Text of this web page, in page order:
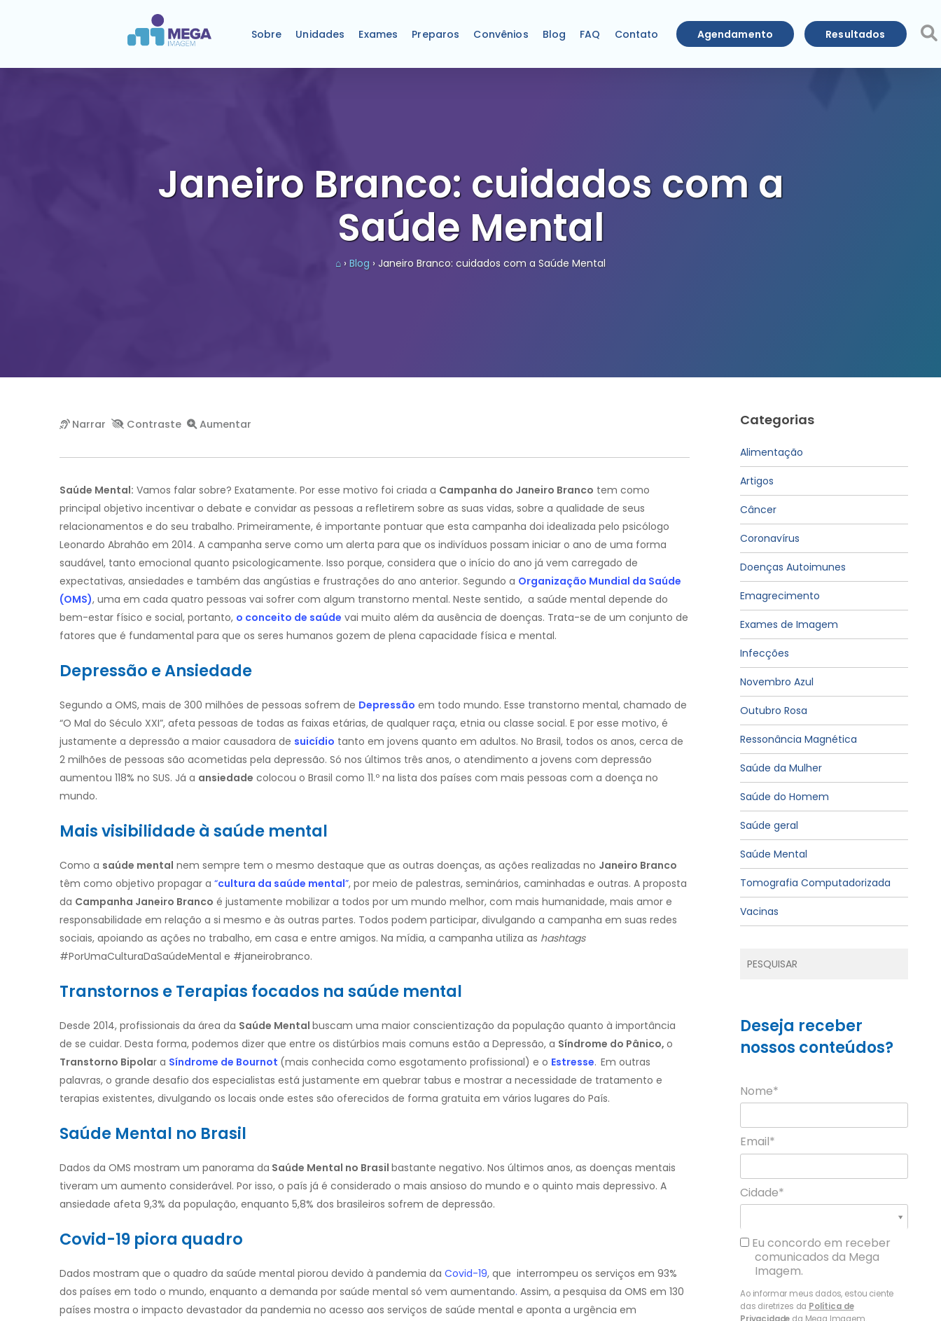
Sobre Unidades Exames Preparos Convênios Blog FAQ Contato Agendamento Resultados
Janeiro Branco: cuidados com a
Saúde Mental
⌂ › Blog › Janeiro Branco: cuidados com a Saúde Mental
Saúde Mental: Vamos falar sobre? Exatamente. Por esse motivo foi criada a Campanha do Janeiro Branco tem como
principal objetivo incentivar o debate e convidar as pessoas a refletirem sobre as suas vidas, sobre a qualidade de seus
relacionamentos e do seu trabalho. Primeiramente, é importante pontuar que esta campanha doi idealizada pelo psicólogo
Leonardo Abrahão em 2014. A campanha serve como um alerta para que os indivíduos possam iniciar o ano de uma forma
saudável, tanto emocional quanto psicologicamente. Isso porque, considera que o início do ano já vem carregado de
expectativas, ansiedades e também das angústias e frustrações do ano anterior. Segundo a Organização Mundial da Saúde
(OMS), uma em cada quatro pessoas vai sofrer com algum transtorno mental. Neste sentido, a saúde mental depende do
bem-estar físico e social, portanto, o conceito de saúde vai muito além da ausência de doenças. Trata-se de um conjunto de
fatores que é fundamental para que os seres humanos gozem de plena capacidade física e mental.
Depressão e Ansiedade
Segundo a OMS, mais de 300 milhões de pessoas sofrem de Depressão em todo mundo. Esse transtorno mental, chamado de
“O Mal do Século XXI”, afeta pessoas de todas as faixas etárias, de qualquer raça, etnia ou classe social. E por esse motivo, é
justamente a depressão a maior causadora de suicídio tanto em jovens quanto em adultos. No Brasil, todos os anos, cerca de
2 milhões de pessoas são acometidas pela depressão. Só nos últimos três anos, o atendimento a jovens com depressão
aumentou 118% no SUS. Já a ansiedade colocou o Brasil como 11.º na lista dos países com mais pessoas com a doença no
mundo.
Mais visibilidade à saúde mental
Como a saúde mental nem sempre tem o mesmo destaque que as outras doenças, as ações realizadas no Janeiro Branco
têm como objetivo propagar a “cultura da saúde mental”, por meio de palestras, seminários, caminhadas e outras. A proposta
da Campanha Janeiro Branco é justamente mobilizar a todos por um mundo melhor, com mais humanidade, mais amor e
responsabilidade em relação a si mesmo e às outras partes. Todos podem participar, divulgando a campanha em suas redes
sociais, apoiando as ações no trabalho, em casa e entre amigos. Na mídia, a campanha utiliza as hashtags
#PorUmaCulturaDaSaúdeMental e #janeirobranco.
Transtornos e Terapias focados na saúde mental
Desde 2014, profissionais da área da Saúde Mental buscam uma maior conscientização da população quanto à importância
de se cuidar. Desta forma, podemos dizer que entre os distúrbios mais comuns estão a Depressão, a Síndrome do Pânico, o
Transtorno Bipolar a Síndrome de Bournot (mais conhecida como esgotamento profissional) e o Estresse. Em outras
palavras, o grande desafio dos especialistas está justamente em quebrar tabus e mostrar a necessidade de tratamento e
terapias existentes, divulgando os locais onde estes são oferecidos de forma gratuita em vários lugares do País.
Saúde Mental no Brasil
Dados da OMS mostram um panorama da Saúde Mental no Brasil bastante negativo. Nos últimos anos, as doenças mentais
tiveram um aumento considerável. Por isso, o país já é considerado o mais ansioso do mundo e o quinto mais depressivo. A
ansiedade afeta 9,3% da população, enquanto 5,8% dos brasileiros sofrem de depressão.
Covid-19 piora quadro
Dados mostram que o quadro da saúde mental piorou devido à pandemia da Covid-19, que interrompeu os serviços em 93%
dos países em todo o mundo, enquanto a demanda por saúde mental só vem aumentando. Assim, a pesquisa da OMS em 130
países mostra o impacto devastador da pandemia no acesso aos serviços de saúde mental e aponta a urgência em
Categorias
Alimentação
Artigos
Câncer
Coronavírus
Doenças Autoimunes
Emagrecimento
Exames de Imagem
Infecções
Novembro Azul
Outubro Rosa
Ressonância Magnética
Saúde da Mulher
Saúde do Homem
Saúde geral
Saúde Mental
Tomografia Computadorizada
Vacinas
Deseja receber
nossos conteúdos?
Nome*
Email*
Cidade*
Eu concordo em receber
comunicados da Mega
Imagem.
Ao informar meus dados, estou ciente
das diretrizes da Política de